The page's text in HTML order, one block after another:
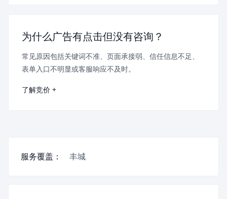
为什么广告有点击但没有咨询？
常见原因包括关键词不准、页面承接弱、信任信息不足、
表单入口不明显或客服响应不及时。
了解竞价 +
服务覆盖： 丰城